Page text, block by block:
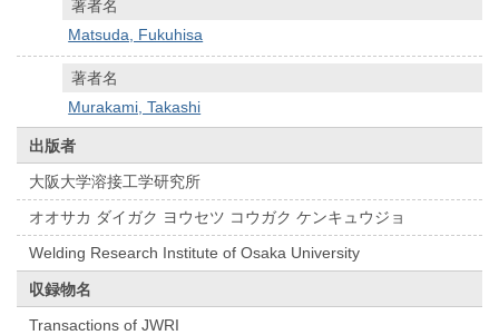
著者名
Matsuda, Fukuhisa
著者名
Murakami, Takashi
出版者
大阪大学溶接工学研究所
オオサカ ダイガク ヨウセツ コウガク ケンキュウジョ
Welding Research Institute of Osaka University
収録物名
Transactions of JWRI